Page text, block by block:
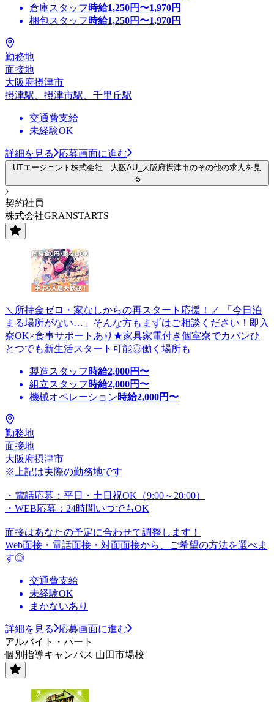
倉庫スタッフ 時給1,250円〜1,970円
梱包スタッフ 時給1,250円〜1,970円
勤務地
面接地
大阪府摂津市
摂津駅、摂津市駅、千里丘駅
交通費支給
未経験OK
詳細を見る 応募画面に進む
UTエージェント株式会社 大阪AU_大阪府摂津市のその他の求人を見
る
契約社員
株式会社GRANSTARTS
＼所持金ゼロ・家なしからの再スタート応援！／ 「今日泊
まる場所がない…」そんな方もまずはご相談ください！即入
寮OK×食事サポートあり★家具家電付き個室寮でカバンひ
とつでも新生活スタート可能◎働く場所も
製造スタッフ 時給2,000円〜
組立スタッフ 時給2,000円〜
機械オペレーション時給2,000円〜
勤務地
面接地
大阪府摂津市
※上記は実際の勤務地です
・電話応募：平日・土日祝OK（9:00～20:00）
・WEB応募：24時間いつでもOK
面接はあなたの予定に合わせて調整します！
Web面接・電話面接・対面面接から、ご希望の方法を選べま
す◎
交通費支給
未経験OK
まかないあり
詳細を見る
応募画面に進む
アルバイト・パート
個別指導キャンパス 山田市場校